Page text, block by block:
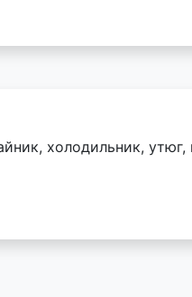
холодильник, утюг,